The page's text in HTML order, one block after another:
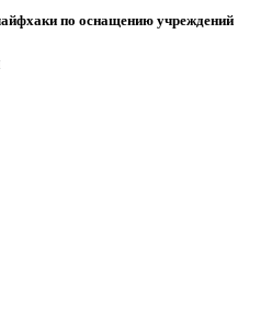
по оснащению учреждений